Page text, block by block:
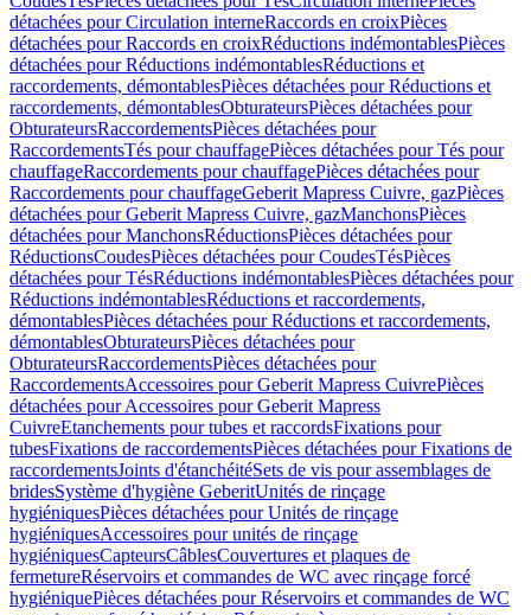
détachées pour Circulation interneRaccords en croixPièces
détachées pour Raccords en croixRéductions indémontablesPièces
détachées pour Réductions indémontablesRéductions et
raccordements, démontablesPièces détachées pour Réductions et
raccordements, démontablesObturateursPièces détachées pour
ObturateursRaccordementsPièces détachées pour
RaccordementsTés pour chauffagePièces détachées pour Tés pour
chauffageRaccordements pour chauffagePièces détachées pour
Raccordements pour chauffageGeberit Mapress Cuivre, gazPièces
détachées pour Geberit Mapress Cuivre, gazManchonsPièces
détachées pour ManchonsRéductionsPièces détachées pour
RéductionsCoudesPièces détachées pour CoudesTésPièces
détachées pour TésRéductions indémontablesPièces détachées pour
Réductions indémontablesRéductions et raccordements,
démontablesPièces détachées pour Réductions et raccordements,
démontablesObturateursPièces détachées pour
ObturateursRaccordementsPièces détachées pour
RaccordementsAccessoires pour Geberit Mapress CuivrePièces
détachées pour Accessoires pour Geberit Mapress
CuivreEtanchements pour tubes et raccordsFixations pour
tubesFixations de raccordementsPièces détachées pour Fixations de
raccordementsJoints d'étanchéitéSets de vis pour assemblages de
bridesSystème d'hygiène GeberitUnités de rinçage
hygiéniquesPièces détachées pour Unités de rinçage
hygiéniquesAccessoires pour unités de rinçage
hygiéniquesCapteursCâblesCouvertures et plaques de
fermetureRéservoirs et commandes de WC avec rinçage forcé
hygiéniquePièces détachées pour Réservoirs et commandes de WC